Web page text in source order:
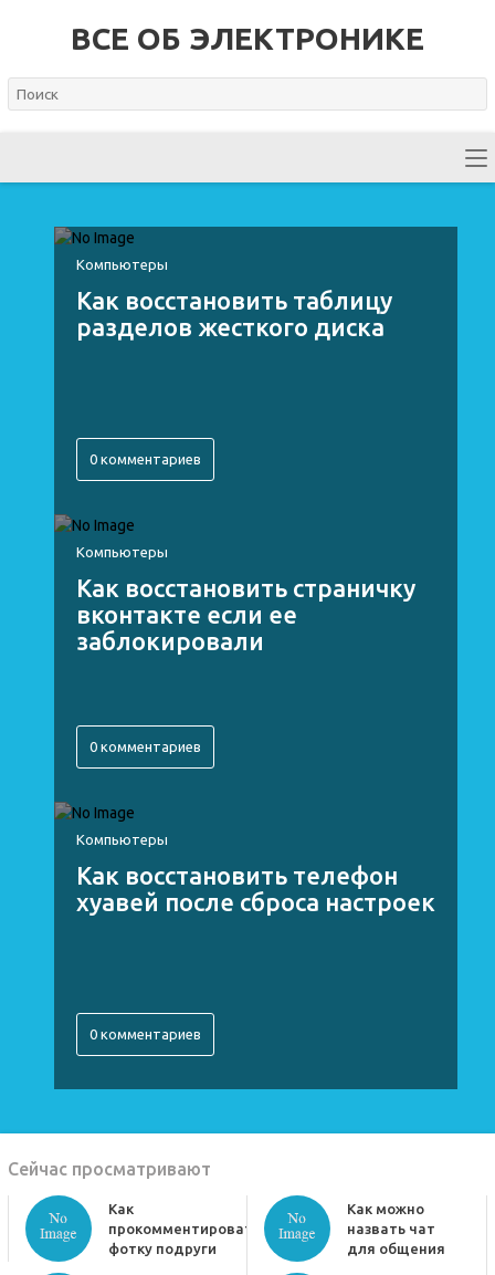
ВСЕ ОБ ЭЛЕКТРОНИКЕ
Компьютеры
Как восстановить таблицу
разделов жесткого диска
0 комментариев
Компьютеры
Как восстановить страничку
вконтакте если ее
заблокировали
0 комментариев
Компьютеры
Как восстановить телефон
хуавей после сброса настроек
0 комментариев
Сейчас просматривают
Как
прокомментировать
фотку подруги
Как можно
назвать чат
для общения